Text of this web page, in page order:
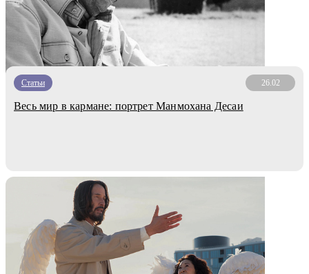
Статьи 26.02
Весь мир в кармане: портрет Манмохана Десаи